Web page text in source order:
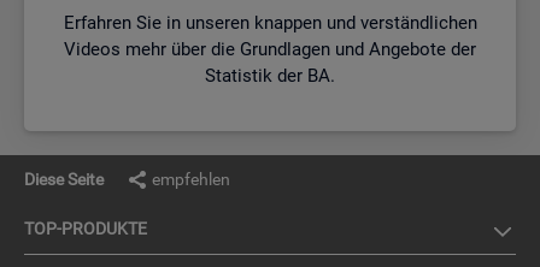
Erfahren Sie in unseren knappen und verständlichen
Videos mehr über die Grundlagen und Angebote der
Statistik der BA.
Diese Seite empfehlen
TOP-PRO­DUK­TE